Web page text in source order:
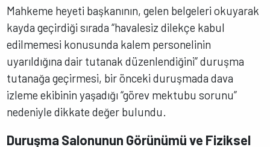
Mahkeme heyeti başkanının, gelen belgeleri okuyarak
kayda geçirdiği sırada “havalesiz dilekçe kabul
edilmemesi konusunda kalem personelinin
uyarıldığına dair tutanak düzenlendiğini” duruşma
tutanağa geçirmesi, bir önceki duruşmada dava
izleme ekibinin yaşadığı “görev mektubu sorunu”
nedeniyle dikkate değer bulundu.
Duruşma Salonunun Görünümü ve Fiziksel